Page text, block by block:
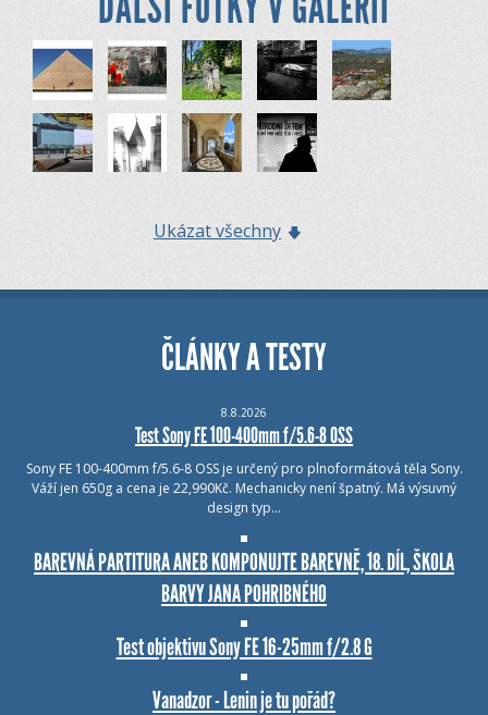
Ukázat všechny
ČLÁNKY A TESTY
8.8.2026
Test Sony FE 100-400mm f/5.6-8 OSS
Sony FE 100-400mm f/5.6-8 OSS je určený pro plnoformátová těla Sony.
Váží jen 650g a cena je 22,990Kč. Mechanicky není špatný. Má výsuvný
design typ…
BAREVNÁ PARTITURA ANEB KOMPONUJTE BAREVNĚ, 18. DÍL, ŠKOLA
BARVY JANA POHRIBNÉHO
Test objektivu Sony FE 16-25mm f/2.8 G
Vanadzor - Lenin je tu pořád?